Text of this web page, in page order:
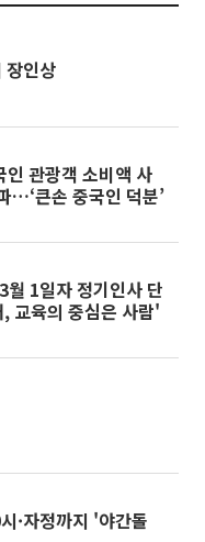
장인상
인 관광객 소비액 사
…‘큰손 중국인 덕분’
월 1일자 정기인사 단
교육의 중심은 사람'
·자정까지 '야간돌